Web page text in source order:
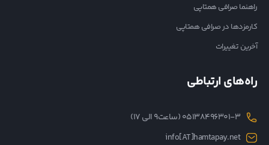
راهنما صرافی همتاپی
کارمزدها در صرافی همتاپی
آخرین تغییرات
راه‌های ارتباطی
05138496301-3 (ساعت۹ الی ۱۷)
info[AT]hamtapay.net